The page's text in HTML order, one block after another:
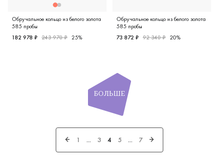
Обручальное кольцо из белого золота
585 пробы
182 978 ₽ 243 970 ₽ 25%
Обручальное кольцо из белого золота
585 пробы
73 872 ₽ 92 340 ₽ 20%
БОЛЬШЕ
1 ... 3 4 5 ... 7